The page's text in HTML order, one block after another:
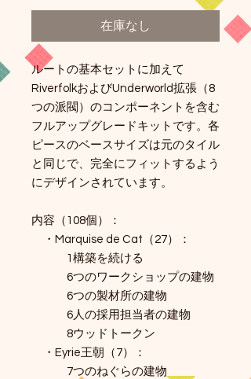
在庫なし
ルートの基本セットに加えて
RiverfolkおよびUnderworld拡張（8
つの派閥）​​のコンポーネントを含む
フルアップグレードキットです。各
ピースのベースサイズは元のタイル
と同じで、完全にフィットするよう
にデザインされています。
内容（108個）：
・Marquise de Cat（27）：
1構築を続ける
6つのワークショップの建物
6つの製材所の建物
6人の採用担当者の建物
8ウッドトークン
・Eyrie王朝（7）：
7つのねぐらの建物